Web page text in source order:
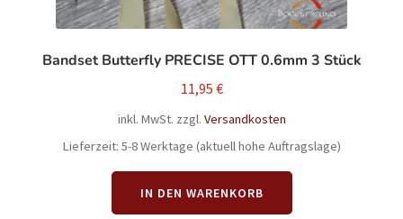
Bandset Butterfly PRECISE OTT 0.6mm 3 Stück
11,95 €
inkl. MwSt. zzgl. Versandkosten
Lieferzeit: 5-8 Werktage (aktuell hohe Auftragslage)
IN DEN WARENKORB